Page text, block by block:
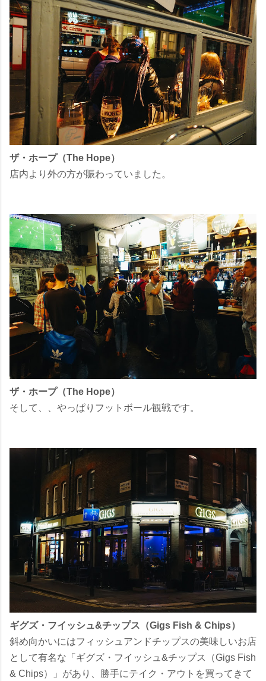
ザ・ホープ（The Hope）
店内より外の方が賑わっていました。
ザ・ホープ（The Hope）
そして、、やっぱりフットボール観戦です。
ギグズ・フイッシュ&チップス（Gigs Fish & Chips）
斜め向かいにはフィッシュアンドチップスの美味しいお店
として有名な「ギグズ・フイッシュ&チップス（Gigs Fish
& Chips）」があり、勝手にテイク・アウトを買ってきて